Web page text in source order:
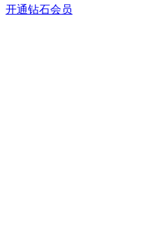
开通钻石会员